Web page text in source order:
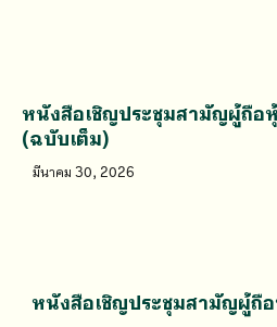
หนังสือเชิญประชุมสามัญผู้ถือ
(ฉบับเต็ม)
มีนาคม 30, 2026
หนังสือเชิญประชุมสามัญผู้ถื